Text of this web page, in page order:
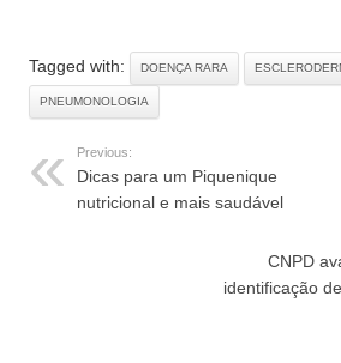
Tagged with: DOENÇA RARA
PNEUMONOLOGIA
Previous:
Dicas para um Piquenique
nutricional e mais saudável
CNPD
identificação